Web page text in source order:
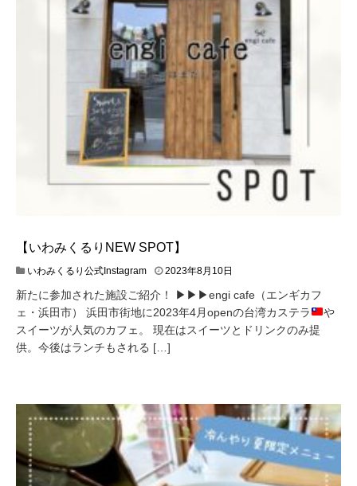
【いわみくるりNEW SPOT】
いわみくるり公式Instagram 2023年8月10日
新たに参加された施設ご紹介！ ▶︎▶︎▶︎engi cafe（エンギカフ
ェ・浜田市） 浜田市街地に2023年4月openの台湾カステラ
や
スイーツが人気のカフェ。 現在はスイーツとドリンクのみ提
供。今後はランチもされる […]